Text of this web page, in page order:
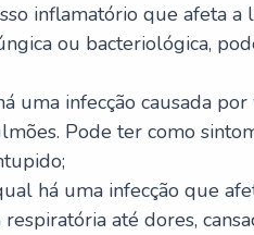
inflamatório que afeta a
ou bacteriológica,
uma infecção causada
Pode ter como
há uma infecção que
até dores,